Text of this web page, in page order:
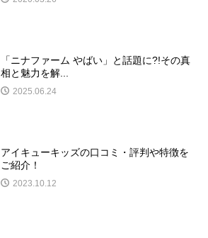
「ニナファーム やばい」と話題に?!その真
相と魅力を解...
2025.06.24
アイキューキッズの口コミ・評判や特徴を
ご紹介！
2023.10.12